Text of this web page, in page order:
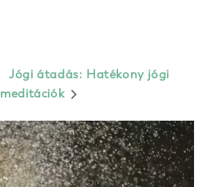
Jógi átadás: Hatékony jógi
meditációk